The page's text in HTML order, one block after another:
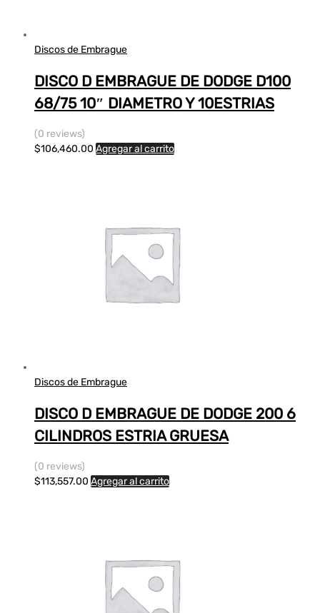
Discos de Embrague
DISCO D EMBRAGUE DE DODGE D100
68/75 10″ DIAMETRO Y 10ESTRIAS
(0 reviews)
$106,460.00 Agregar al carrito
Discos de Embrague
DISCO D EMBRAGUE DE DODGE 200 6
CILINDROS ESTRIA GRUESA
(0 reviews)
$113,557.00 Agregar al carrito